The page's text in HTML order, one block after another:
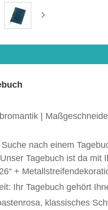
|
nach einem
Tagebuch ist da mit
+
Ihr Tagebuch gehört
klassisches